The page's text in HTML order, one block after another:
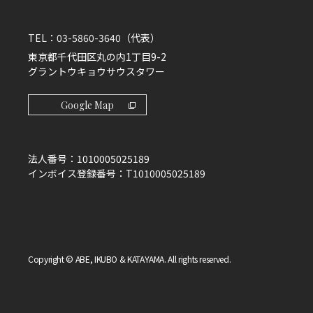
TEL： 03-5860-3640 （代表）
東京都千代田区丸の内1丁目9-2
グラントウキョウサウスタワー
Google Map
法人番号： 1010005025189
インボイス登録番号： T1010005025189
Copyright © ABE, IKUBO & KATAYAMA. All rights reserved.